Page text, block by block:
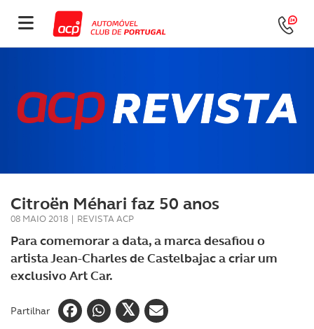
Citroën Méhari faz 50 anos
08 MAIO 2018 | REVISTA ACP
Para comemorar a data, a marca desafiou o
artista Jean-Charles de Castelbajac a criar um
exclusivo Art Car.
Partilhar